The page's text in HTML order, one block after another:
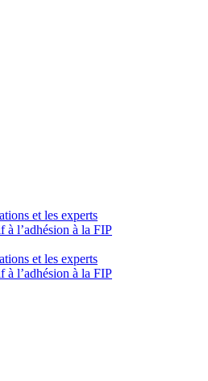
et les experts
à l’adhésion à la FIP
et les experts
à l’adhésion à la FIP